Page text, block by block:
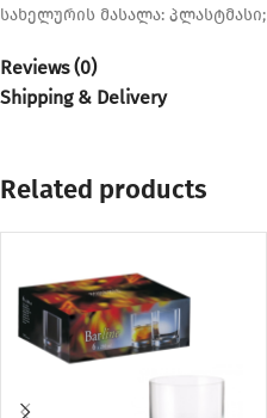
სახელურის მასალა: პლასტმასი;
Reviews (0)
Shipping & Delivery
Related products